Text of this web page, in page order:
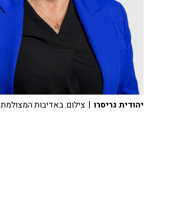
יהודית גריסרו | צילום: באדיבות המצולמת